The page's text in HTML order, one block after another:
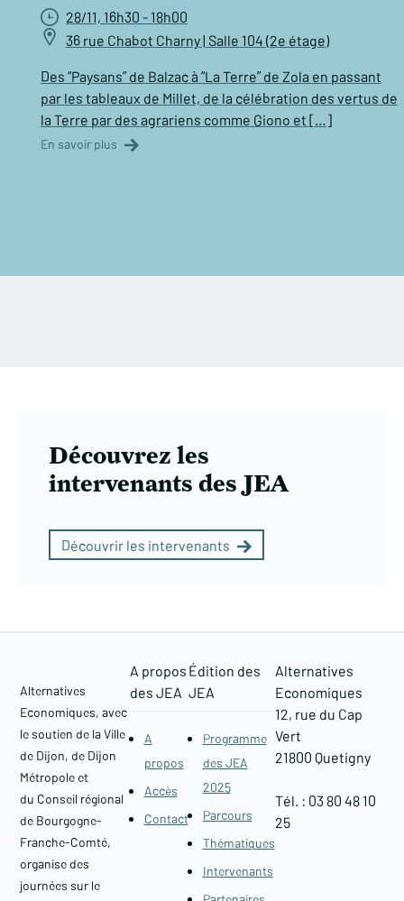
28/11, 16h30 - 18h00
36 rue Chabot Charny | Salle 104 (2e étage)
Des “Paysans” de Balzac à “La Terre” de Zola en passant
par les tableaux de Millet, de la célébration des vertus de
la Terre par des agrariens comme Giono et […]
En savoir plus
Découvrez les
intervenants des JEA
Découvrir les intervenants
Alternatives
Economiques, avec
le soutien de la Ville
de Dijon, de Dijon
Métropole et
du Conseil régional
de Bourgogne-
Franche-Comté,
organise des
journées sur le
A propos
des JEA
A
propos
Accès
Contact
Édition des
JEA
Programme
des JEA
2025
Parcours
Thématiques
Intervenants
Alternatives
Economiques
12, rue du Cap
Vert
21800 Quetigny​
Tél. : 03 80 48 10
25